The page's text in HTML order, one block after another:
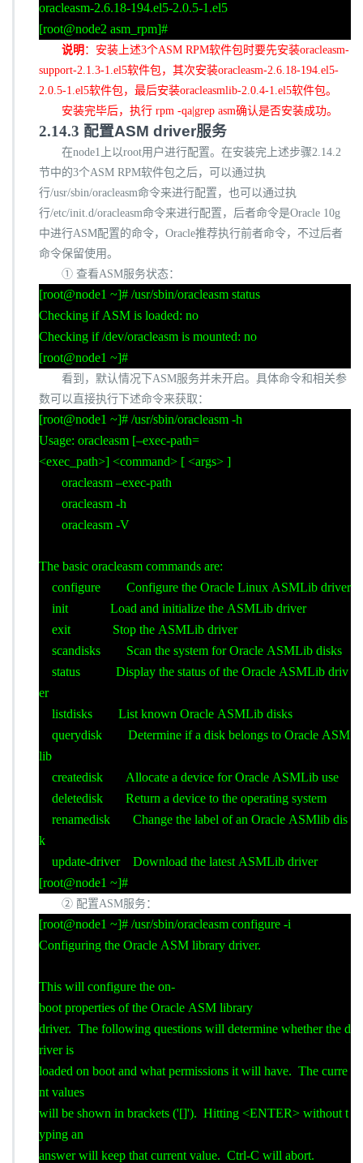
oracleasm-2.6.18-194.el5-2.0.5-1.el5
[root@node2 asm_rpm]#
说明 ：安装上述3个ASM RPM软件包时要先安装oracleasm-
support-2.1.3-1.el5软件包，其次安装oracleasm-2.6.18-194.el5-
2.0.5-1.el5软件包，最后安装oracleasmlib-2.0.4-1.el5软件包。
安装完毕后，执行 rpm -qa|grep asm确认是否安装成功。
2.14.3 配置ASM driver服务
在node1 上以root用户进行配置。在安装完上述步骤2.14.2
节中的3个ASM RPM软件包之后，可以通过执
行/usr/sbin/oracleasm命令来进行配置，也可以通过执
行/etc/init.d/oracleasm命令来进行配置，后者命令是Oracle 10g
中进行ASM配置的命令， Oracle推荐执行前者命令，不过后者
命令保留使用。
① 查看ASM服务状态：
[root@node1 ~]# /usr/sbin/oracleasm status
Checking if ASM is loaded: no
Checking if /dev/oracleasm is mounted: no
[root@node1 ~]#
看到，默认情况下ASM服务并未开启。具体命令和相关参
数可以直接执行下述命令来获取：
[root@node1 ~]# /usr/sbin/oracleasm -h
Usage: oracleasm [–exec-path=
<exec_path>] <command> [ <args> ]
oracleasm –exec-path
oracleasm -h
oracleasm -V
The basic oracleasm commands are:
configure Configure the Oracle Linux ASMLib driver
init Load and initialize the ASMLib driver
exit Stop the ASMLib driver
scandisks Scan the system for Oracle ASMLib disks
status Display the status of the Oracle ASMLib driv
er
listdisks List known Oracle ASMLib disks
querydisk Determine if a disk belongs to Oracle ASM
lib
createdisk Allocate a device for Oracle ASMLib use
deletedisk Return a device to the operating system
renamedisk Change the label of an Oracle ASMlib dis
k
update-driver Download the latest ASMLib driver
[root@node1 ~]#
② 配置ASM服务：
[root@node1 ~]# /usr/sbin/oracleasm configure -i
Configuring the Oracle ASM library driver.
This will configure the on-
boot properties of the Oracle ASM library
driver. The following questions will determine whether the d
river is
loaded on boot and what permissions it will have. The curre
nt values
will be shown in brackets ('[]'). Hitting <ENTER> without t
yping an
answer will keep that current value. Ctrl-C will abort.